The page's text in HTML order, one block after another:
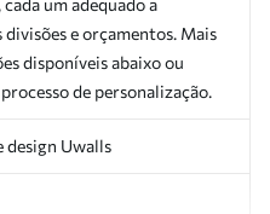
e orçamentos. Mais
disponíveis abaixo ou
de personalização.
design Uwalls